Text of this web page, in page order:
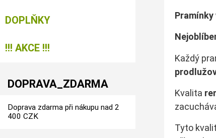
Každý
Kvalita
Tyto
DOPLŇKY
!!! AKCE !!!
DOPRAVA_ZDARMA
Doprava zdarma při nákupu nad 2
400 CZK